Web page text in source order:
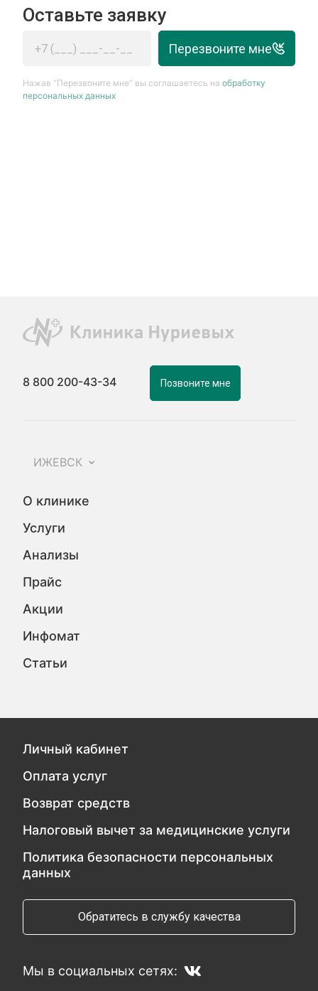
Оставьте заявку
Перезвоните мне
Нажав “Перезвоните мне” вы соглашаетесь наобработку
персональных данных
8 800 200-43-34 Позвоните мне
ИЖЕВСК
О клинике
Услуги
Анализы
Прайс
Акции
Инфомат
Статьи
Личный кабинет
Оплата услуг
Возврат средств
Налоговый вычет за медицинские услуги
Политика безопасности персональных
данных
Обратитесь в службу качества
Мы в социальных сетях: